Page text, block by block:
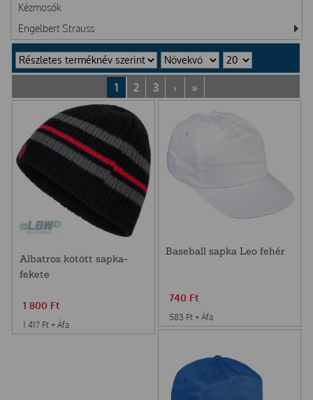
Kézmosók
Engelbert Strauss
1 2 3 › »
Albatros kötött sapka-
fekete
1 800 Ft
1 417 Ft + Áfa
Baseball sapka Leo fehér
740 Ft
583 Ft + Áfa